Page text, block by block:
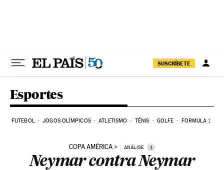
SUSCRÍBETE
Esportes
FUTEBOL JOGOS OLÍMPICOS ATLETISMO TÊNIS GOLFE FORMULA 1
COPA AMÉRICA ANÁLISE i
Neymar contra Neymar